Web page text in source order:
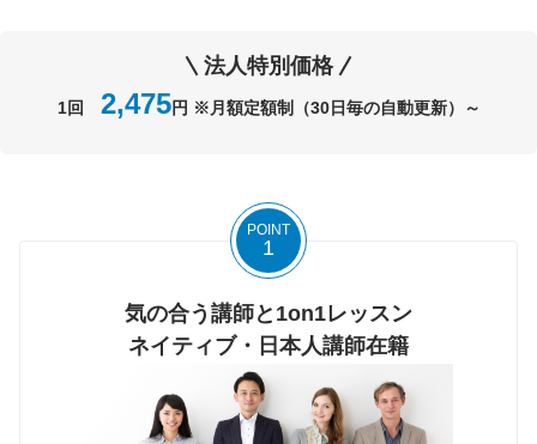
法人特別価格
1回 2,475円 ※月額定額制（30日毎の自動更新）～
POINT
1
気の合う講師と1on1レッスン
ネイティブ・日本人講師在籍